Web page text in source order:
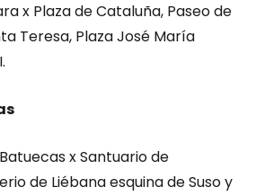
x Plaza de Cataluña, Paseo de
Teresa, Plaza José María
x Santuario de
de Liébana esquina de Suso y